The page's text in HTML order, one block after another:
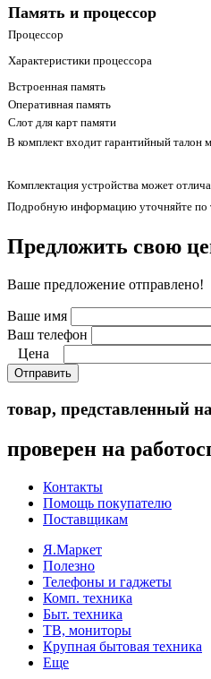
Память и процессор
Процессор
Характеристики процессора
Встроенная память
Оперативная память
Слот для карт памяти
В комплект входит гарантийный талон
Комплектация устройства может
Подробную информацию уточняйте по
Предложить свою
Ваше предложение отправлено!
Ваше имя
Ваш телефон
Цена
Отправить
товар, представленный
проверен на
Контакты
Помощь покупателю
Поставщикам
Я.Маркет
Полезно
Телефоны и гаджеты
Комп. техника
Быт. техника
ТВ, мониторы
Крупная бытовая техника
Еще